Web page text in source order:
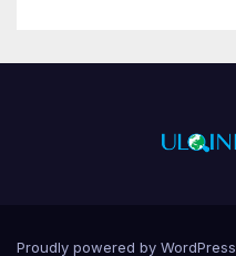
Proudly powered by WordPress